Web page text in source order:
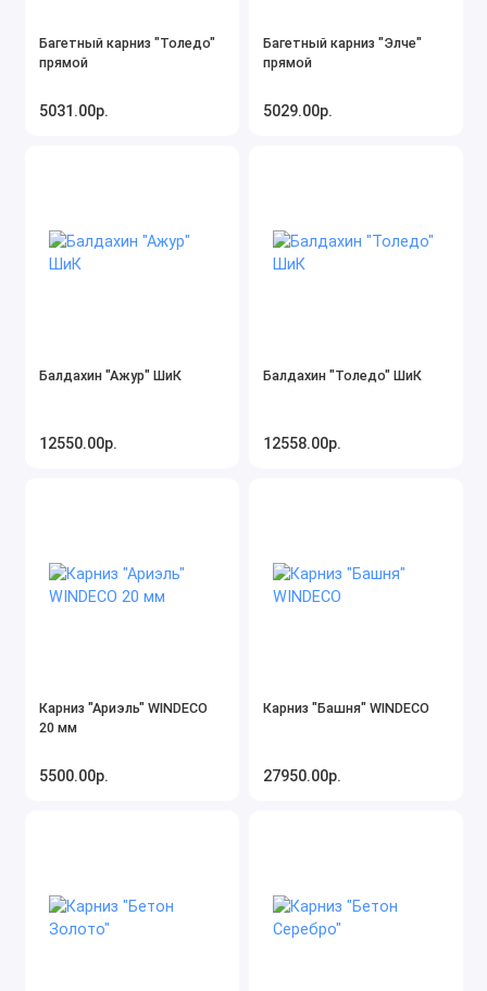
Багетный карниз "Толедо"
прямой
5031.00р.
Багетный карниз "Элче"
прямой
5029.00р.
Балдахин "Ажур" ШиК
12550.00р.
Балдахин "Толедо" ШиК
12558.00р.
Карниз "Ариэль" WINDECO
20 мм
5500.00р.
Карниз "Башня" WINDECO
27950.00р.